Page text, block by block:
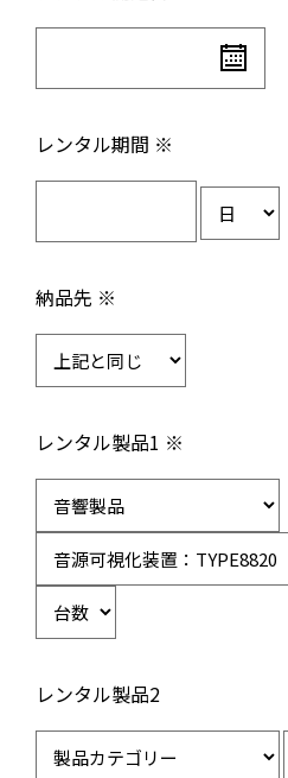
レンタル期間 ※
納品先 ※
レンタル製品1 ※
レンタル製品2